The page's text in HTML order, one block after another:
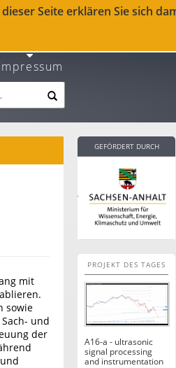
Seite erklären Sie sich
mit
sowie
und
der
GEFÖRDERT DURCH
PROJEKT DES TAGES
A16-a - ultrasonic
signal processing
and instrumentation